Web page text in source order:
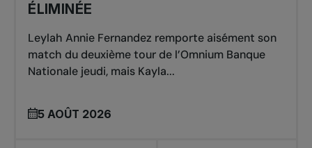
ÉLIMINÉE
Leylah Annie Fernandez remporte aisément son
match du deuxième tour de l’Omnium Banque
Nationale jeudi, mais Kayla...
5 AOÛT 2026